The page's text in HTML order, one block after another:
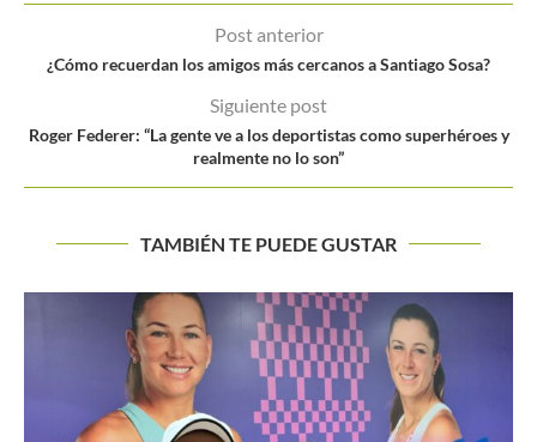
Post anterior
¿Cómo recuerdan los amigos más cercanos a Santiago Sosa?
Siguiente post
Roger Federer: “La gente ve a los deportistas como superhéroes y
realmente no lo son”
TAMBIÉN TE PUEDE GUSTAR